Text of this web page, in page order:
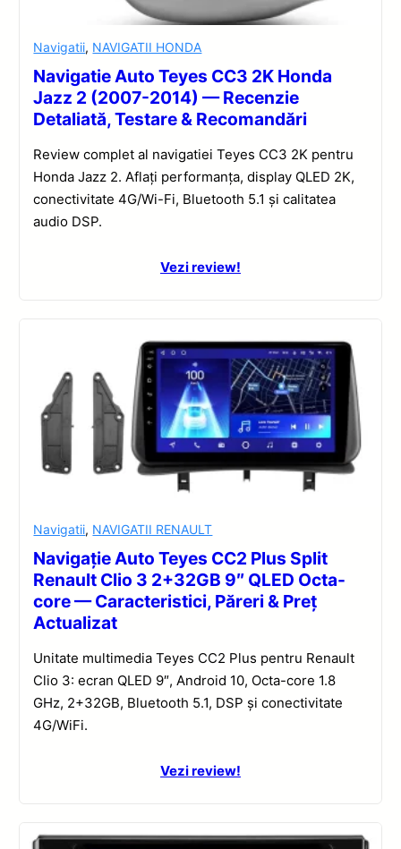
Navigatii, NAVIGATII HONDA
Navigatie Auto Teyes CC3 2K Honda
Jazz 2 (2007-2014) — Recenzie
Detaliată, Testare & Recomandări
Review complet al navigatiei Teyes CC3 2K pentru
Honda Jazz 2. Aflați performanța, display QLED 2K,
conectivitate 4G/Wi-Fi, Bluetooth 5.1 și calitatea
audio DSP.
Vezi review!
Navigatii, NAVIGATII RENAULT
Navigație Auto Teyes CC2 Plus Split
Renault Clio 3 2+32GB 9″ QLED Octa-
core — Caracteristici, Păreri & Preț
Actualizat
Unitate multimedia Teyes CC2 Plus pentru Renault
Clio 3: ecran QLED 9″, Android 10, Octa-core 1.8
GHz, 2+32GB, Bluetooth 5.1, DSP și conectivitate
4G/WiFi.
Vezi review!